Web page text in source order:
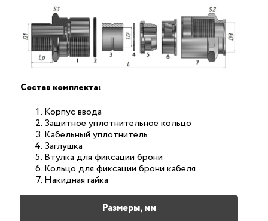
Состав комплекта:
Корпус ввода
Защитное уплотнительное кольцо
Кабельный уплотнитель
Заглушка
Втулка для фиксации брони
Кольцо для фиксации брони кабеля
Накидная гайка
Размеры, мм